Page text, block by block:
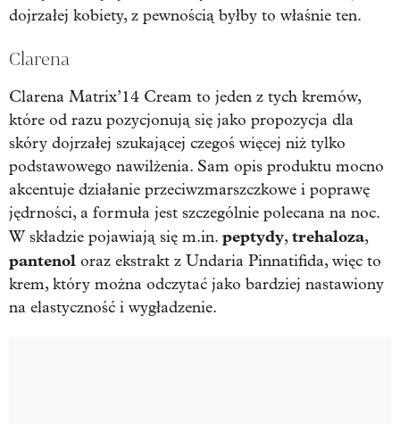
dojrzałej kobiety, z pewnością byłby to właśnie ten.
Clarena
Clarena Matrix’14 Cream to jeden z tych kremów,
które od razu pozycjonują się jako propozycja dla
skóry dojrzałej szukającej czegoś więcej niż tylko
podstawowego nawilżenia. Sam opis produktu mocno
akcentuje działanie przeciwzmarszczkowe i poprawę
jędrności, a formuła jest szczególnie polecana na noc.
W składzie pojawiają się m.in. peptydy,trehaloza,
pantenol oraz ekstrakt z Undaria Pinnatifida, więc to
krem, który można odczytać jako bardziej nastawiony
na elastyczność i wygładzenie.